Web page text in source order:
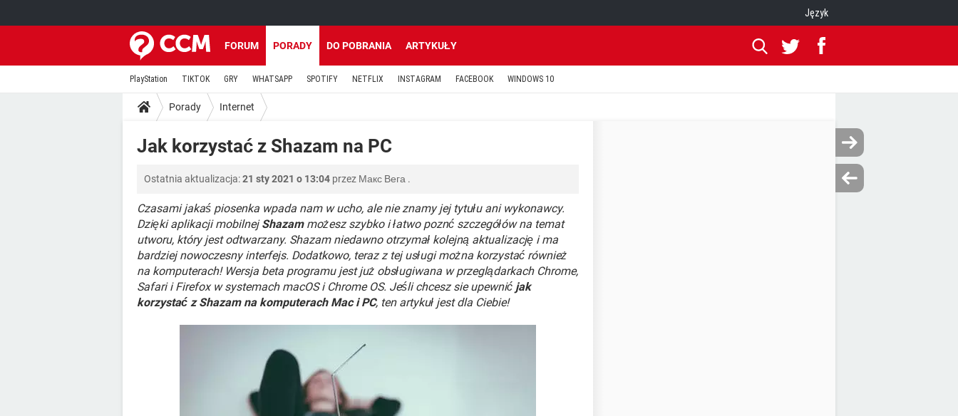
Język
FORUM PORADY DO POBRANIA ARTYKUŁY
PlayStation TIKTOK GRY WHATSAPP SPOTIFY NETFLIX INSTAGRAM FACEBOOK WINDOWS 10
Porady Internet
Jak korzystać z Shazam na PC
Ostatnia aktualizacja:21 sty 2021 o 13:04 przez Макс Вега .
Czasami jakaś piosenka wpada nam w ucho, ale nie znamy jej tytułu ani wykonawcy.
Dzięki aplikacji mobilnejShazammożesz szybko i łatwo poznć szczegółów na temat
utworu, który jest odtwarzany. Shazam niedawno otrzymał kolejną aktualizację i ma
bardziej nowoczesny interfejs. Dodatkowo, teraz z tej usługi można korzystać również
na komputerach! Wersja beta programu jest już obsługiwana w przeglądarkach Chrome,
Safari i Firefox w systemach macOS i Chrome OS. Jeśli chcesz sie upewnić jak
korzystać z Shazam na komputerach Mac i PC, ten artykuł jest dla Ciebie!